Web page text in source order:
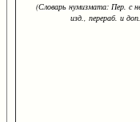
(Словарь нумизмата: Пер. с
изд., перераб. и